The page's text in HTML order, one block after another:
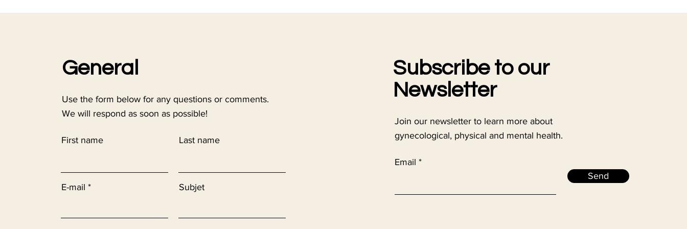
General
Use the form below for any questions or comments.
We will respond as soon as possible!
First name Last name
E-mail Subjet
Subscribe to our
Newsletter
Join our newsletter to learn more about
gynecological, physical and mental health.
Email
Send